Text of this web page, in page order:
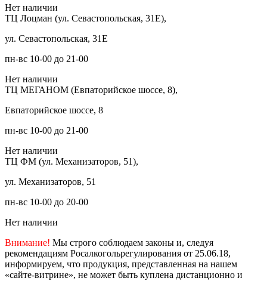
Нет наличии
ТЦ Лоцман (ул. Севастопольская, 31Е),
ул. Севастопольская, 31Е
пн-вс 10-00 до 21-00
Нет наличии
ТЦ МЕГАНОМ (Евпаторийское шоссе, 8),
Евпаторийское шоссе, 8
пн-вс 10-00 до 21-00
Нет наличии
ТЦ ФМ (ул. Механизаторов, 51),
ул. Механизаторов, 51
пн-вс 10-00 до 20-00
Нет наличии
Внимание! Мы строго соблюдаем законы и, следуя
рекомендациям Росалкогольрегулирования от 25.06.18,
информируем, что продукция, представленная на нашем
«сайте-витрине», не может быть куплена дистанционно и